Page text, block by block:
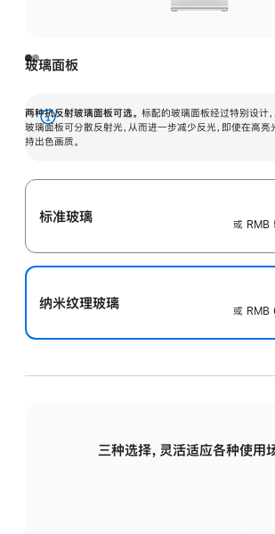
玻璃面板
两种抗反射玻璃面板可选。 标配的玻璃面板经过特别设计
玻璃面板可分散反射光，从而进一步减少反光，即使在高
持出色画质。
展
开
标准玻璃
或 RMB
纳米纹理玻璃
或 RMB
三种选择，灵活适应各种使用